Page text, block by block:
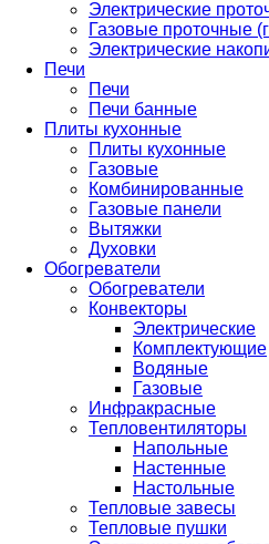
Электрические
Газовые проточные
Электрические
Печи
Печи
Печи банные
Плиты кухонные
Плиты кухонные
Газовые
Комбинированные
Газовые панели
Вытяжки
Духовки
Обогреватели
Обогреватели
Конвекторы
Электрические
Комплектующие
Водяные
Газовые
Инфракрасные
Тепловентиляторы
Напольные
Настенные
Настольные
Тепловые завесы
Тепловые пушки